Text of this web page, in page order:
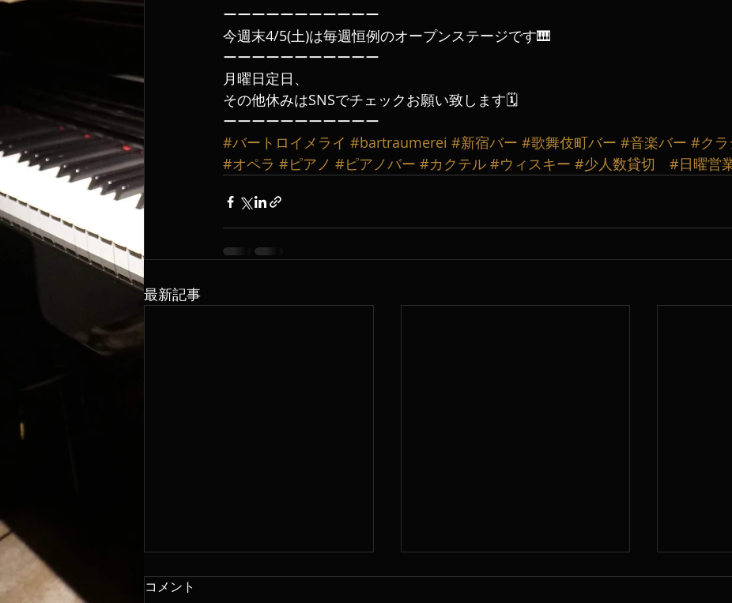
ーーーーーーーーーーー
今週末4/5(土)は毎週恒例のオープンステージです🎹
ーーーーーーーーーーー
月曜日定日、
その他休みはSNSでチェックお願い致します🗓️
ーーーーーーーーーーー
#バートロイメライ #bartraumerei #新宿バー #歌舞伎町バー #音楽バー #クラ
#オペラ #ピアノ #ピアノバー #カクテル #ウィスキー #少人数貸切 #日曜営
最新記事
コメント